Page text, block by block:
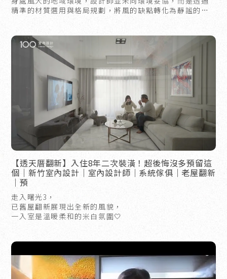
精準的材質選用與格局規劃，將風的缺點轉化為靜謐的背
【透天厝翻新】入住8年二次裝潢！超後悔沒多預留這
個｜新竹室內設計｜室內設計師｜系統傢俱｜老屋翻新
｜預
走入曙光3，
已舊屋翻新展現出全新的風貌，
一入室是溫暖柔和的米白氛圍🤍